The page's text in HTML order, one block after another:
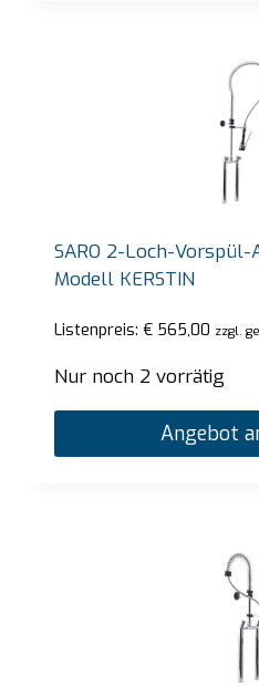
SARO 2-Loch-
Modell KERSTIN
Listenpreis: €565,00 zzgl.
Nur noch 2 vorrätig
Angebot